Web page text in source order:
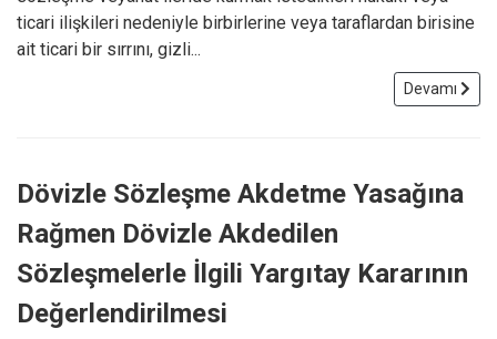
ticari ilişkileri nedeniyle birbirlerine veya taraflardan birisine
ait ticari bir sırrını, gizli...
Devamı
Dövizle Sözleşme Akdetme Yasağına
Rağmen Dövizle Akdedilen
Sözleşmelerle İlgili Yargıtay Kararının
Değerlendirilmesi